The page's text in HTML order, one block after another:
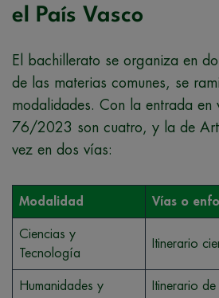
el País Vasco
El bachillerato se organiza en
de las materias comunes, se
modalidades. Con la entrada en
76/2023 son cuatro, y la de
vez en dos vías:
Modalidad Vías o
Ciencias y
Tecnología
Itinerario
Humanidades y
Itinerario